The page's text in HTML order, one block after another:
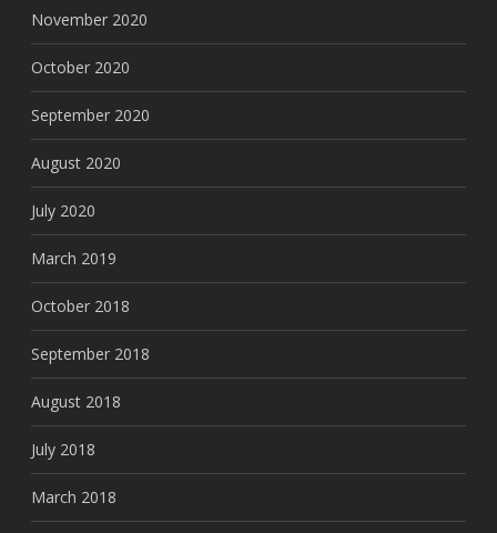
November 2020
October 2020
September 2020
August 2020
July 2020
March 2019
October 2018
September 2018
August 2018
July 2018
March 2018